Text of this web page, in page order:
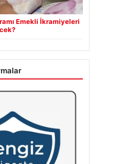
Emekli İkramiyeleri